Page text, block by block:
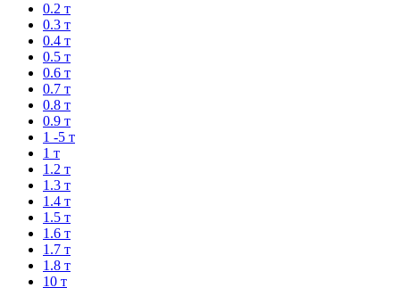
0.2 т
0.3 т
0.4 т
0.5 т
0.6 т
0.7 т
0.8 т
0.9 т
1 -5 т
1 т
1.2 т
1.3 т
1.4 т
1.5 т
1.6 т
1.7 т
1.8 т
10 т